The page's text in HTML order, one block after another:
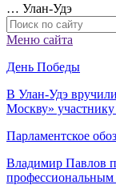
… Улан-Удэ
Меню сайта
День Победы
В Улан-Удэ
Москву»
Парламентское
Владимир Павлов
профессиональным